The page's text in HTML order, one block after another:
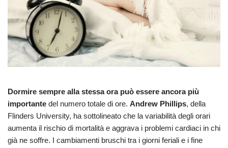
Dormire sempre alla stessa ora può essere ancora più
importante del numero totale di ore. Andrew Phillips, della
Flinders University, ha sottolineato che la variabilità degli orari
aumenta il rischio di mortalità e aggrava i problemi cardiaci in chi
già ne soffre. I cambiamenti bruschi tra i giorni feriali e i fine